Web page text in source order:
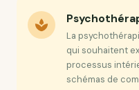
La
qui souhaitent
processus
schémas de